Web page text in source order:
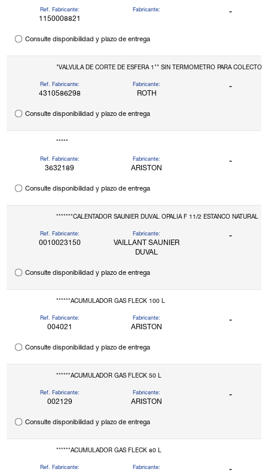
Ref. Fabricante:
1150008821
Fabricante: -
Consulte disponibilidad y plazo de entrega
Ref. Fabricante:
4310586298
Fabricante:
ROTH
-
Consulte disponibilidad y plazo de entrega
*****
Ref. Fabricante:
3632189
Fabricante:
ARISTON
-
Consulte disponibilidad y plazo de entrega
*******CALENTADOR SAUNIER DUVAL OPALIA F 11/2 ESTANCO NATURAL
Ref. Fabricante:
0010023150
Fabricante:
VAILLANT SAUNIER
DUVAL
-
Consulte disponibilidad y plazo de entrega
******ACUMULADOR GAS FLECK 100 L
Ref. Fabricante:
004021
Fabricante:
ARISTON
-
Consulte disponibilidad y plazo de entrega
******ACUMULADOR GAS FLECK 50 L
Ref. Fabricante:
002129
Fabricante:
ARISTON
-
Consulte disponibilidad y plazo de entrega
******ACUMULADOR GAS FLECK 80 L
Ref. Fabricante: Fabricante: -